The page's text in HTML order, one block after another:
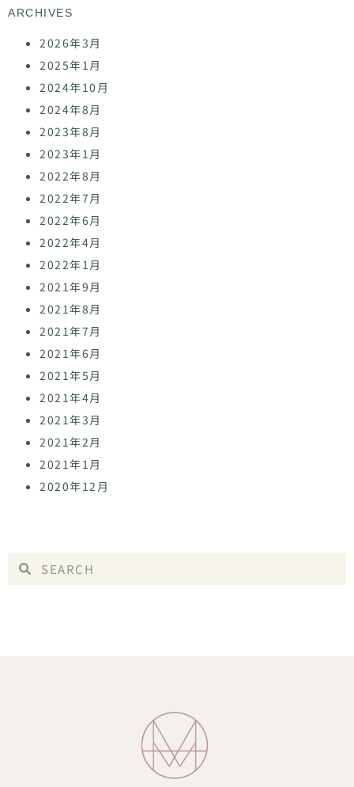
ARCHIVES
2026年3月
2025年1月
2024年10月
2024年8月
2023年8月
2023年1月
2022年8月
2022年7月
2022年6月
2022年4月
2022年1月
2021年9月
2021年8月
2021年7月
2021年6月
2021年5月
2021年4月
2021年3月
2021年2月
2021年1月
2020年12月